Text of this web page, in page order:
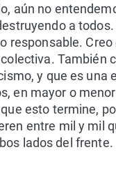
aún no
a todos.
responsable. Creo
También
y que es una
en mayor o
esto termine,
entre mil y mil
lados del frente.